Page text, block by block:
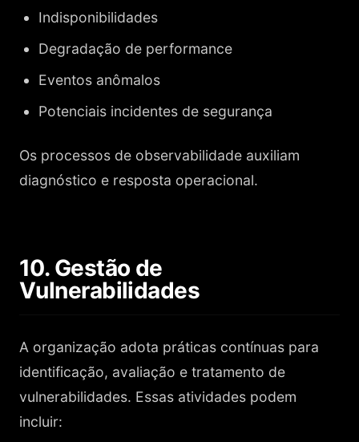
Indisponibilidades
Degradação de performance
Eventos anômalos
Potenciais incidentes de segurança
Os processos de observabilidade auxiliam
diagnóstico e resposta operacional.
10. Gestão de
Vulnerabilidades
A organização adota práticas contínuas para
identificação, avaliação e tratamento de
vulnerabilidades. Essas atividades podem
incluir: